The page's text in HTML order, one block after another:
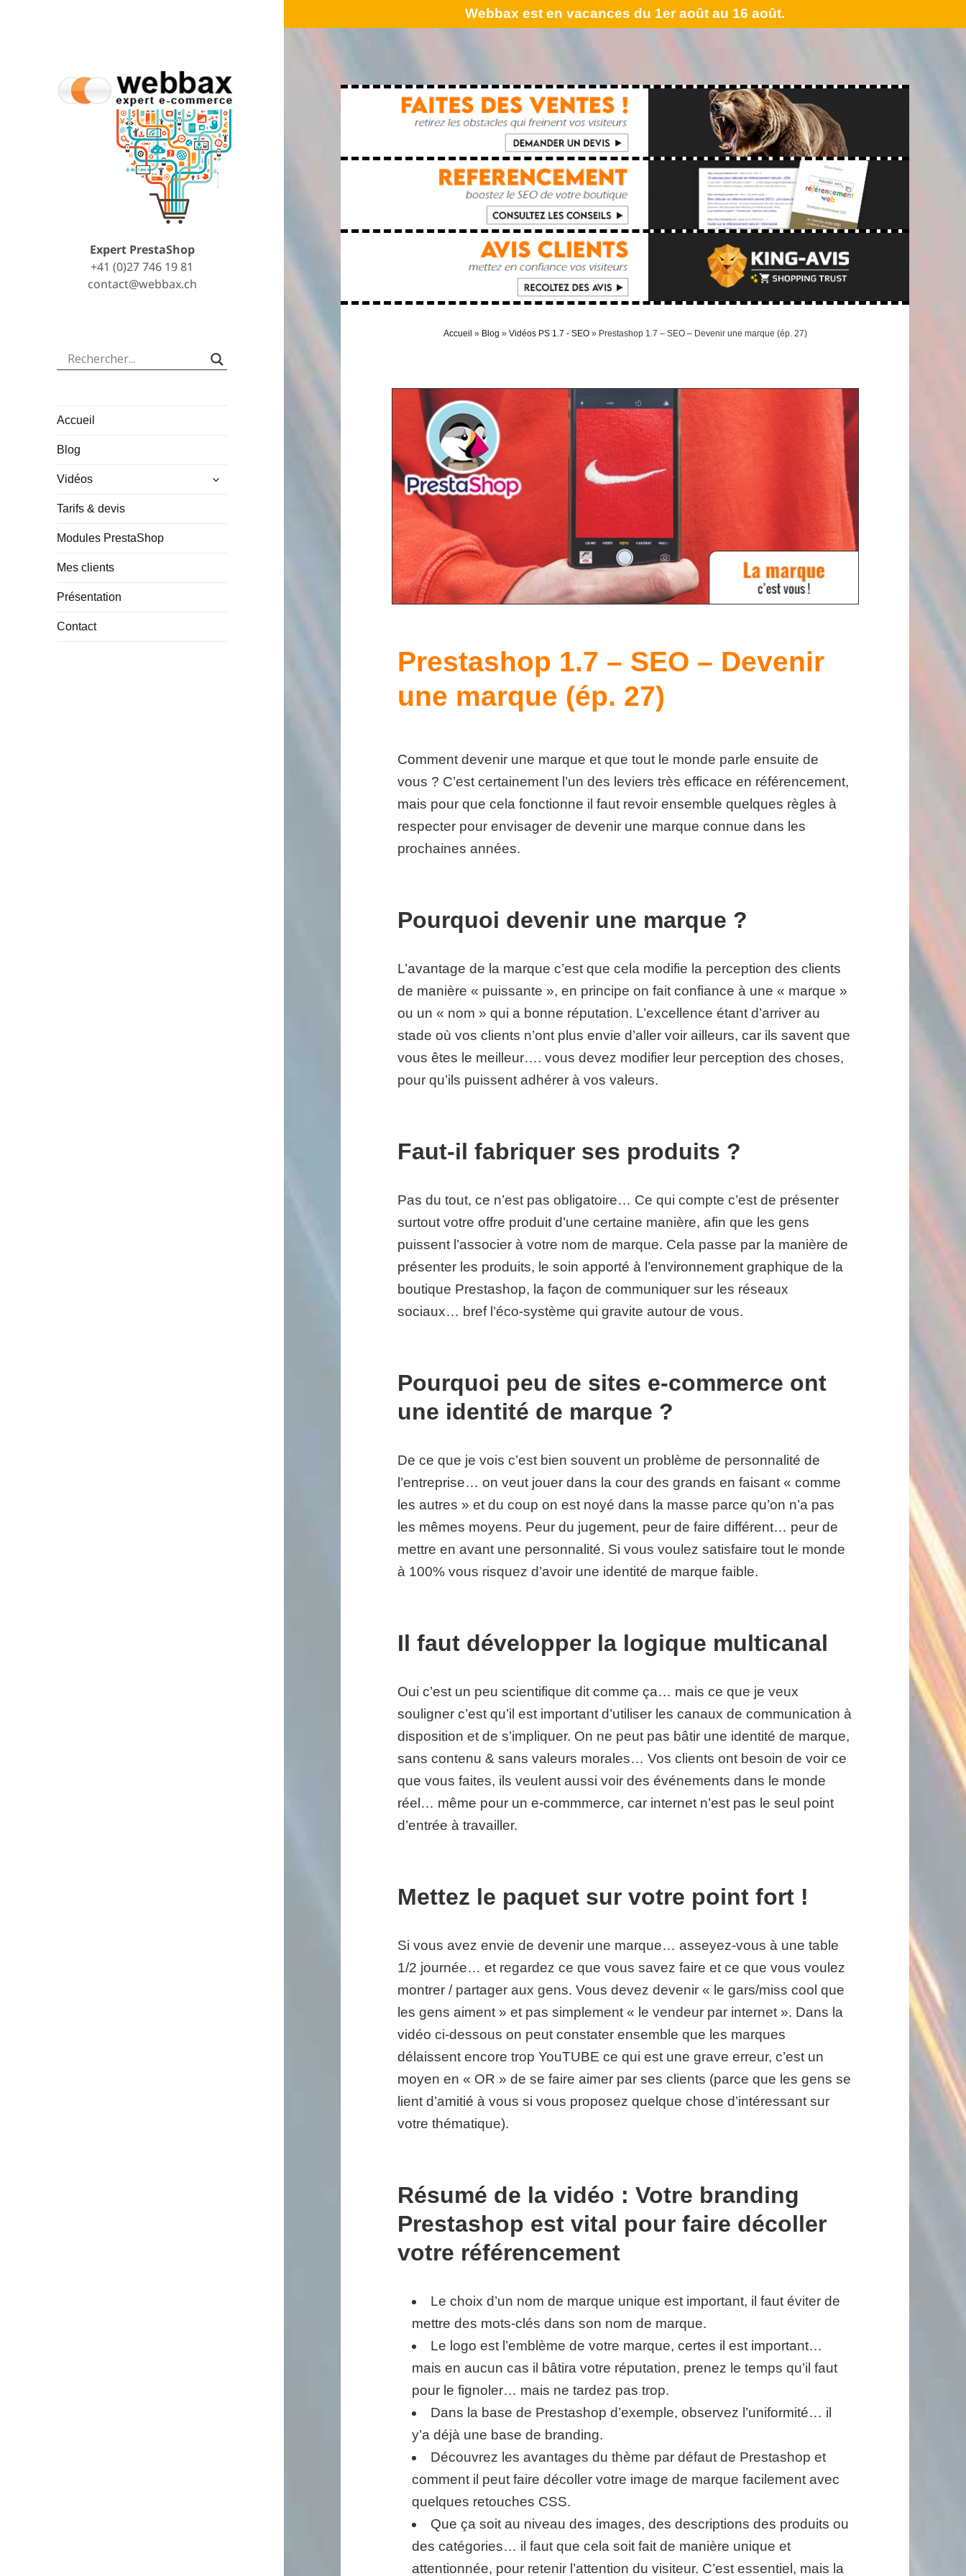
Expert PrestaShop
+41 (0)27 746 19 81
contact@webbax.ch
Accueil
Blog
Vidéos
ouvrir
Tarifs & devis
Modules PrestaShop
Mes clients
Présentation
Contact
Webbax est en vacances du 1er août au 16 août.
Accueil » Blog » Vidéos PS 1.7 - SEO» Prestashop 1.7 – SEO – Devenir une marque (ép. 27)
Prestashop 1.7 – SEO – Devenir
une marque (ép. 27)
Comment devenir une marque et que tout le monde parle ensuite de
vous ? C’est certainement l’un des leviers très efficace en référencement,
mais pour que cela fonctionne il faut revoir ensemble quelques règles à
respecter pour envisager de devenir une marque connue dans les
prochaines années.
Pourquoi devenir une marque ?
L’avantage de la marque c’est que cela modifie la perception des clients
de manière « puissante », en principe on fait confiance à une « marque »
ou un « nom » qui a bonne réputation. L’excellence étant d’arriver au
stade où vos clients n’ont plus envie d’aller voir ailleurs, car ils savent que
vous êtes le meilleur…. vous devez modifier leur perception des choses,
pour qu’ils puissent adhérer à vos valeurs.
Faut-il fabriquer ses produits ?
Pas du tout, ce n’est pas obligatoire… Ce qui compte c’est de présenter
surtout votre offre produit d’une certaine manière, afin que les gens
puissent l’associer à votre nom de marque. Cela passe par la manière de
présenter les produits, le soin apporté à l’environnement graphique de la
boutique Prestashop, la façon de communiquer sur les réseaux
sociaux… bref l’éco-système qui gravite autour de vous.
Pourquoi peu de sites e-commerce ont
une identité de marque ?
De ce que je vois c’est bien souvent un problème de personnalité de
l’entreprise… on veut jouer dans la cour des grands en faisant « comme
les autres » et du coup on est noyé dans la masse parce qu’on n’a pas
les mêmes moyens. Peur du jugement, peur de faire différent… peur de
mettre en avant une personnalité. Si vous voulez satisfaire tout le monde
à 100% vous risquez d’avoir une identité de marque faible.
Il faut développer la logique multicanal
Oui c’est un peu scientifique dit comme ça… mais ce que je veux
souligner c’est qu’il est important d’utiliser les canaux de communication à
disposition et de s’impliquer. On ne peut pas bâtir une identité de marque,
sans contenu & sans valeurs morales… Vos clients ont besoin de voir ce
que vous faites, ils veulent aussi voir des événements dans le monde
réel… même pour un e-commmerce, car internet n’est pas le seul point
d’entrée à travailler.
Mettez le paquet sur votre point fort !
Si vous avez envie de devenir une marque… asseyez-vous à une table
1/2 journée… et regardez ce que vous savez faire et ce que vous voulez
montrer / partager aux gens. Vous devez devenir « le gars/miss cool que
les gens aiment » et pas simplement « le vendeur par internet ». Dans la
vidéo ci-dessous on peut constater ensemble que les marques
délaissent encore trop YouTUBE ce qui est une grave erreur, c’est un
moyen en « OR » de se faire aimer par ses clients (parce que les gens se
lient d’amitié à vous si vous proposez quelque chose d’intéressant sur
votre thématique).
Résumé de la vidéo : Votre branding
Prestashop est vital pour faire décoller
votre référencement
Le choix d’un nom de marque unique est important, il faut éviter de
mettre des mots-clés dans son nom de marque.
Le logo est l’emblème de votre marque, certes il est important…
mais en aucun cas il bâtira votre réputation, prenez le temps qu’il faut
pour le fignoler… mais ne tardez pas trop.
Dans la base de Prestashop d’exemple, observez l’uniformité… il
y’a déjà une base de branding.
Découvrez les avantages du thème par défaut de Prestashop et
comment il peut faire décoller votre image de marque facilement avec
quelques retouches CSS.
Que ça soit au niveau des images, des descriptions des produits ou
des catégories… il faut que cela soit fait de manière unique et
attentionnée, pour retenir l’attention du visiteur. C’est essentiel, mais la